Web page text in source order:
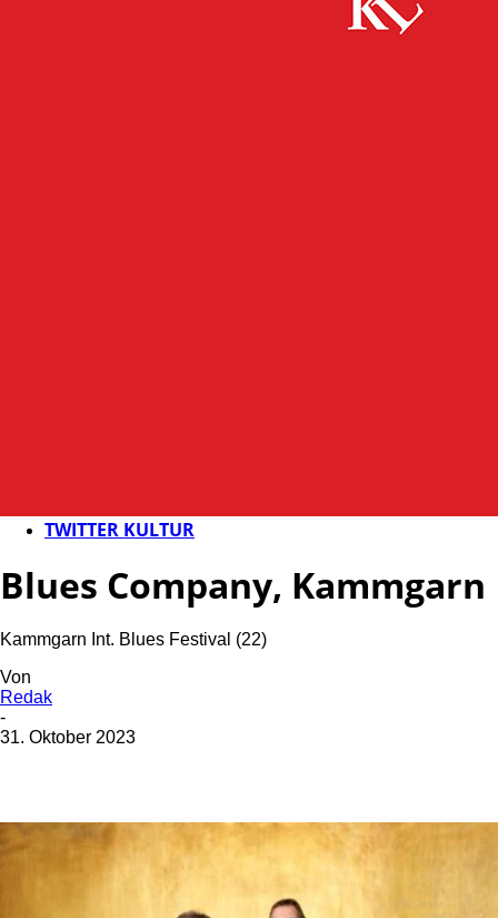
TWITTER KULTUR
Blues Company, Kammgarn
Kammgarn Int. Blues Festival (22)
Von
Redak
-
31. Oktober 2023